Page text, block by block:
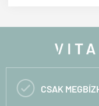
 CSAK